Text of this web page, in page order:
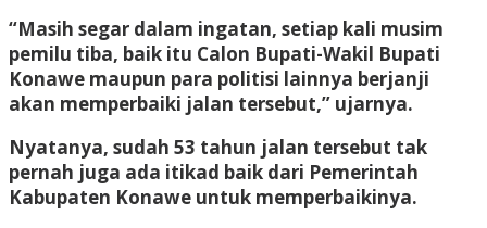
“Masih segar dalam ingatan, setiap kali musim
pemilu tiba, baik itu Calon Bupati-Wakil Bupati
Konawe maupun para politisi lainnya berjanji
akan memperbaiki jalan tersebut,” ujarnya.
Nyatanya, sudah 53 tahun jalan tersebut tak
pernah juga ada itikad baik dari Pemerintah
Kabupaten Konawe untuk memperbaikinya.